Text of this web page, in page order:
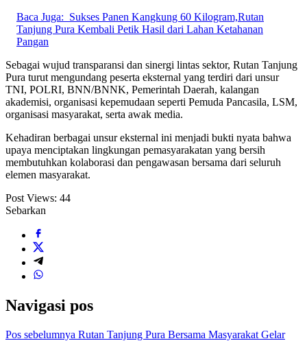
Baca Juga: Sukses Panen Kangkung 60 Kilogram,Rutan
Tanjung Pura Kembali Petik Hasil dari Lahan Ketahanan
Pangan
Sebagai wujud transparansi dan sinergi lintas sektor, Rutan Tanjung
Pura turut mengundang peserta eksternal yang terdiri dari unsur
TNI, POLRI, BNN/BNNK, Pemerintah Daerah, kalangan
akademisi, organisasi kepemudaan seperti Pemuda Pancasila, LSM,
organisasi masyarakat, serta awak media.
Kehadiran berbagai unsur eksternal ini menjadi bukti nyata bahwa
upaya menciptakan lingkungan pemasyarakatan yang bersih
membutuhkan kolaborasi dan pengawasan bersama dari seluruh
elemen masyarakat.
Post Views: 44
Sebarkan
Navigasi pos
Pos sebelumnya Rutan Tanjung Pura Bersama Masyarakat Gelar